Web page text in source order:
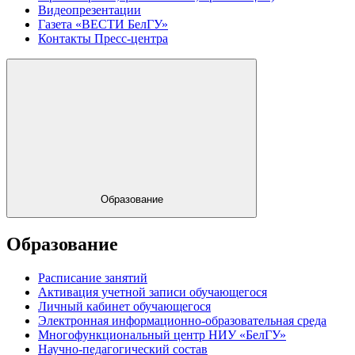
Видеопрезентации
Газета «ВЕСТИ БелГУ»
Контакты Пресс-центра
Образование
Образование
Расписание занятий
Активация учетной записи обучающегося
Личный кабинет обучающегося
Электронная информационно-образовательная среда
Многофункциональный центр НИУ «БелГУ»
Научно-педагогический состав